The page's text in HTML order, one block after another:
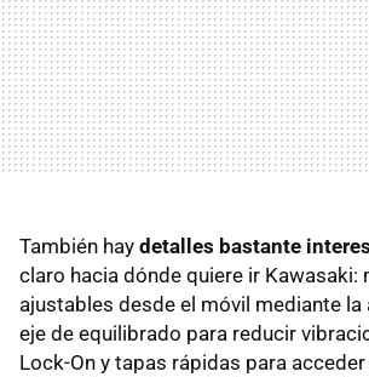
También hay detalles bastante
claro hacia dónde quiere ir Kawasaki:
ajustables desde el móvil mediante la
eje de equilibrado para reducir
Lock-On y tapas rápidas para